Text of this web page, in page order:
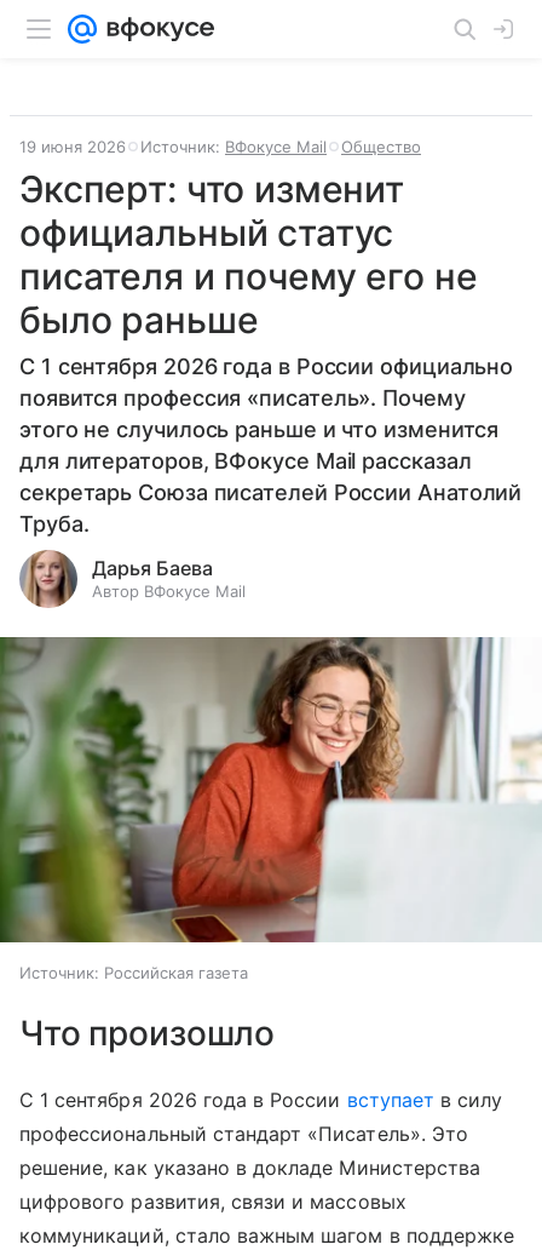
19 июня 2026 Источник: ВФокусе Mail Общество
Эксперт: что изменит
официальный статус
писателя и почему его не
было раньше
С 1 сентября 2026 года в России официально
появится профессия «писатель». Почему
этого не случилось раньше и что изменится
для литераторов, ВФокусе Mail рассказал
секретарь Союза писателей России Анатолий
Труба.
Дарья Баева
Автор ВФокусе Mail
Источник: Российская газета
Что произошло
С 1 сентября 2026 года в России вступает в силу
профессиональный стандарт «Писатель». Это
решение, как указано в докладе Министерства
цифрового развития, связи и массовых
коммуникаций, стало важным шагом в поддержке